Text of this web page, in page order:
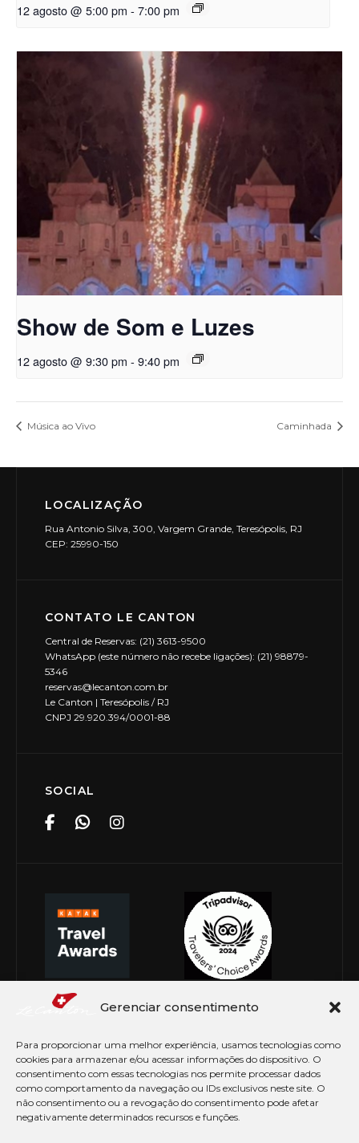
Gerenciar consentimento
Para proporcionar uma melhor experiência, usamos tecnologias como
cookies para armazenar e/ou acessar informações do dispositivo. O
consentimento com essas tecnologias nos permite processar dados
como comportamento da navegação ou IDs exclusivos neste site. O
não consentimento ou a revogação do consentimento pode afetar
negativamente determinados recursos e funções.
12 agosto @ 5:00 pm - 7:00 pm
Show de Som e Luzes
12 agosto @ 9:30 pm - 9:40 pm
Música ao Vivo Caminhada
LOCALIZAÇÃO
Rua Antonio Silva, 300, Vargem Grande, Teresópolis, RJ
CEP: 25990-150
CONTATO LE CANTON
Central de Reservas: (21) 3613-9500
WhatsApp (este número não recebe ligações): (21) 98879-
5346
reservas@lecanton.com.br
Le Canton | Teresópolis / RJ
CNPJ 29.920.394/0001-88
SOCIAL
© Copyright 2026 Le Canton. Todos os direitos